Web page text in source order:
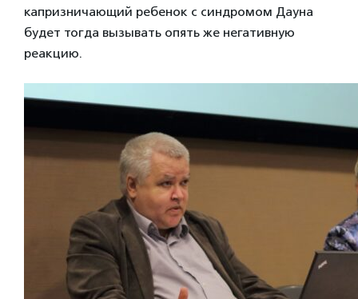
капризничающий ребенок с синдромом Дауна
будет тогда вызывать опять же негативную
реакцию.